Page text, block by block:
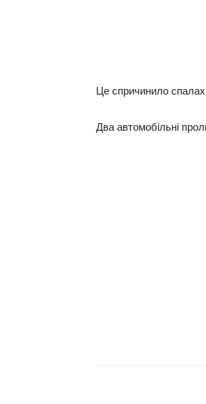
Це спричинило спалах
Два автомобільні